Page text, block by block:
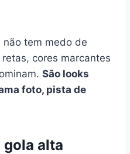
não tem medo de
cores marcantes
São looks
foto, pista de
gola alta